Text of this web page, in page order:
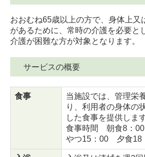
募集要項（介護職員｜パ）デイ
お問合せ
おおむね65歳以上の方で、身体上又
があるために、常時の介護を必要と
介護が困難な方が対象となります。
サービスの概要
食事
当施設では、管理栄
り、利用者の身体の
した食事を提供します
食事時間 朝食8：
やつ15：00 夕食18